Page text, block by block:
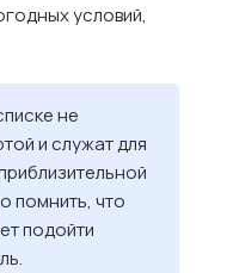
условий,
не
и служат для
помнить, что
подойти